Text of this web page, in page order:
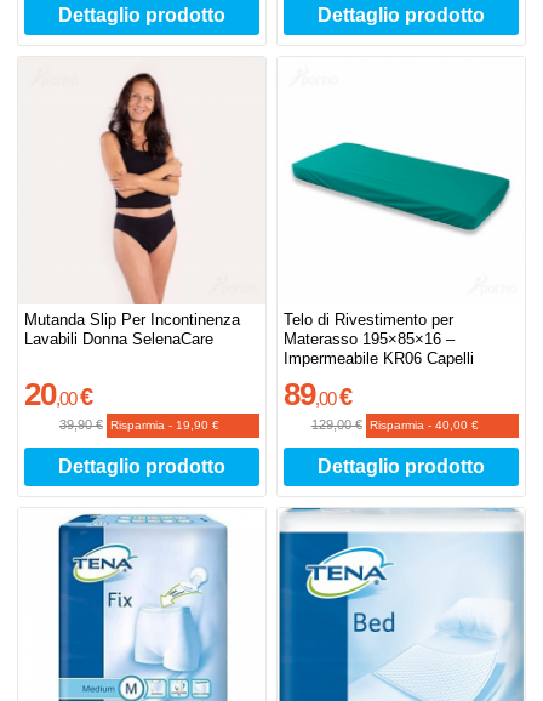
Dettaglio prodotto Dettaglio prodotto
Mutanda Slip Per Incontinenza
Lavabili Donna SelenaCare
20,00€
39,90 € Risparmia -19,90 €
Dettaglio prodotto
Telo di Rivestimento per
Materasso 195×85×16 –
Impermeabile KR06 Capelli
89,00€
129,00 € Risparmia -40,00 €
Dettaglio prodotto